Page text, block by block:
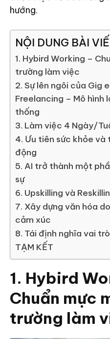
hướng.
NỘI DUNG BÀI
1. Hybird Working –
trường làm việc
2. Sự lên ngôi của Gig
Freelancing – Mô hình
thống
3. Làm việc 4 Ngày/
4. Ưu tiên sức khỏe và
động
5. AI trở thành một
sự
6. Upskilling và
7. Xây dựng văn hóa
cảm xúc
8. Tái định nghĩa vai
TẠM KẾT
1. Hybird
Chuẩn mực
trường làm